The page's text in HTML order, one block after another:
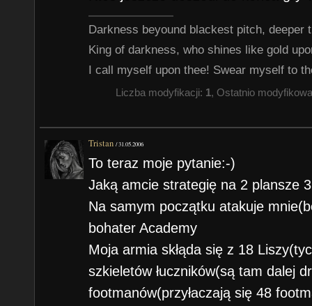
Darkness beyound blackest pitch, deeper
King of darkness, who shines like gold
I call myself upon thee! Swear myself to
Liczba modyfikacji: 1, Ostatnio
Tristan /31.05.2006
To teraz moje pytanie:-)
Jaką amcie strategię na 2 plansze
Na samym początku atakuje
bohater Academy
Moja armia skłąda się z 18
szkieletów łuczników(są tam dalej
footmanów(przyłaczają się 48